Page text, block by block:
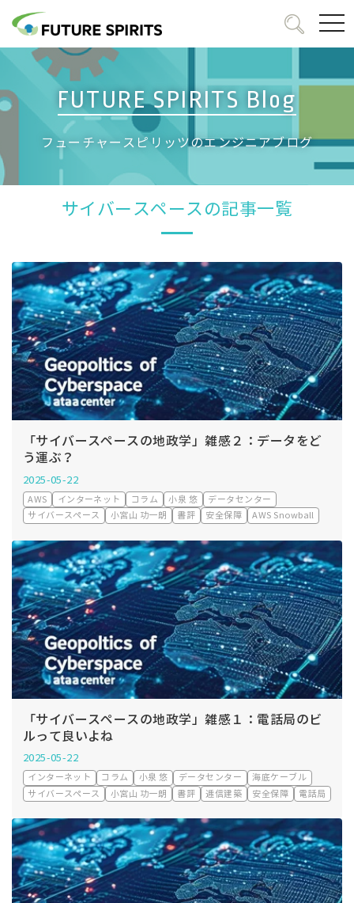
FUTURE SPIRITS Blog
フューチャースピリッツのエンジニアブログ
サイバースペースの記事一覧
「サイバースペースの地政学」雑感２：データをど
う運ぶ？
2025-05-22
AWS インターネット コラム 小泉 悠
データセンター
サイバースペース
小宮山 功一朗 書評 安全保障 AWS Snowball
「サイバースペースの地政学」雑感１：電話局のビ
ルって良いよね
2025-05-22
インターネット コラム 小泉 悠 データセンター
海底ケーブル
サイバースペース
小宮山 功一朗 書評 逓信建築 安全保障 電話局